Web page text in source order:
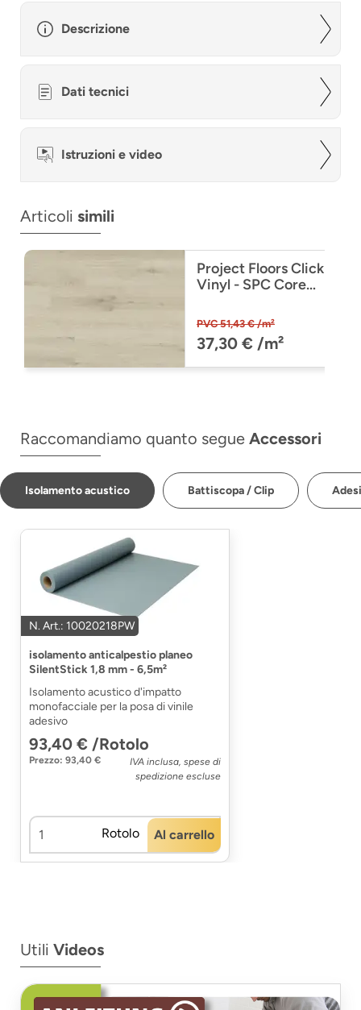
Descrizione
Dati tecnici
Istruzioni e video
Articoli simili
Project Floors Click
Vinyl - SPC Core
PW4220/CO30
(PW4220CO30)
PVC 51,43 € /m²
37,30 € /m²
Raccomandiamo quanto segue Accessori
Isolamento acustico Battiscopa / Clip
N. Art.: 10020218PW
isolamento anticalpestio planeo
SilentStick 1,8 mm - 6,5m²
Isolamento acustico d'impatto
monofacciale per la posa di vinile
adesivo
93,40 € /Rotolo
Prezzo: 93,40 €
IVA inclusa, spese di
spedizione escluse
Rotolo Al carrello
Utili Videos